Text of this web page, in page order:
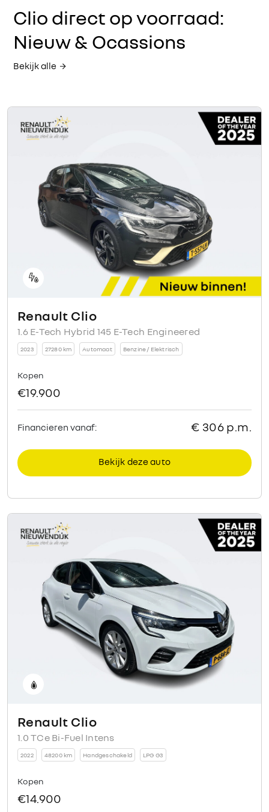
Clio direct op voorraad:
Nieuw & Ocassions
Bekijk alle